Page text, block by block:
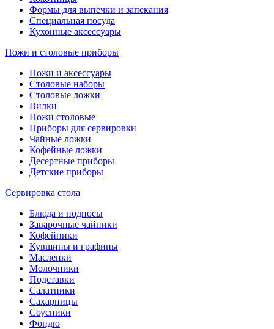
Формы для выпечки и запекания
Специальная посуда
Кухонные аксессуары
Ножи и столовые приборы
Ножи и аксессуары
Столовые наборы
Столовые ложки
Вилки
Ножи столовые
Приборы для сервировки
Чайные ложки
Кофейные ложки
Десертные приборы
Детские приборы
Сервировка стола
Блюда и подносы
Заварочные чайники
Кофейники
Кувшины и графины
Масленки
Молочники
Подставки
Салатники
Сахарницы
Соусники
Фондю